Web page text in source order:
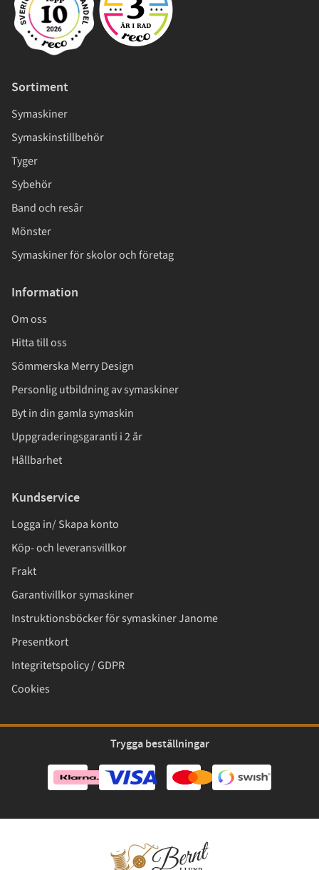
Sortiment
Symaskiner
Symaskinstillbehör
Tyger
Sybehör
Band och resår
Mönster
Symaskiner för skolor och företag
Information
Om oss
Hitta till oss
Sömmerska Merry Design
Personlig utbildning av symaskiner
Byt in din gamla symaskin
Uppgraderingsgaranti i 2 år
Hållbarhet
Kundservice
Logga in/ Skapa konto
Köp- och leveransvillkor
Frakt
Garantivillkor symaskiner
Instruktionsböcker för symaskiner Janome
Presentkort
Integritetspolicy / GDPR
Cookies
Trygga beställningar